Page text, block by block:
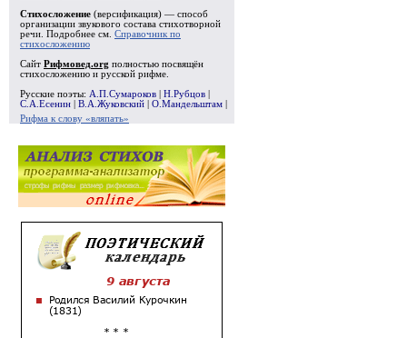
Стихосложение (версификация) — способ
организации звукового состава стихотворной
речи. Подробнее см. Справочник по
стихосложению
Сайт Рифмовед.org полностью посвящён
стихосложению и русской рифме.
Русские поэты: А.П.Сумароков Н.Рубцов
С.А.Есенин
В.А.Жуковский О.Мандельштам
Рифма к слову «вляпать»